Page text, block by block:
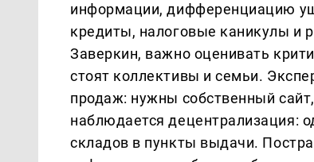
информации, дифференциацию
кредиты, налоговые каникулы и
Заверкин, важно оценивать
стоят коллективы и семьи.
продаж: нужны собственный
наблюдается децентрализация:
складов в пункты выдачи.